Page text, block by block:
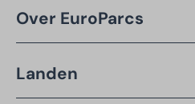
Over EuroParcs
Landen